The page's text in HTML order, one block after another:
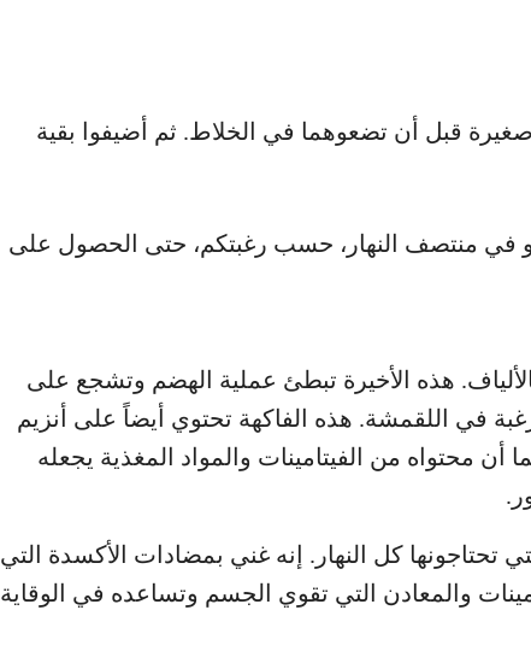
قبل أن تضعوهما في الخلاط. ثم أضيفوا بقية
أو في منتصف النهار، حسب رغبتكم، حتى الحصول على
هذه الأخيرة تبطئ عملية الهضم وتشجع على
في اللقمشة. هذه الفاكهة تحتوي أيضاً على أنزيم
محتواه من الفيتامينات والمواد المغذية يجعله
كل النهار. إنه غني بمضادات الأكسدة التي
والمعادن التي تقوي الجسم وتساعده في الوقاية